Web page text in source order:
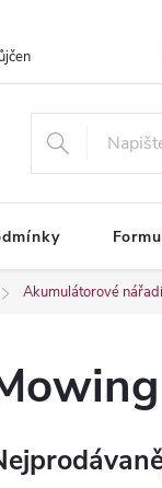
dodávky
Akumulátorové nářadí